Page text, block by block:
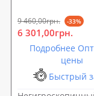
9 460,00грн. -33%
6 301,00грн.
Подробнее
цены
Быстрый